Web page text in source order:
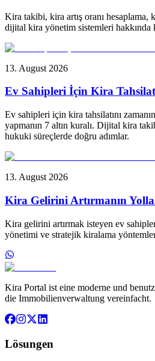
Kira takibi, kira artış oranı hesaplama,
dijital kira yönetim sistemleri hakkında
13. August 2026
Ev Sahipleri İçin Kira
Ev sahipleri için kira tahsilatını
yapmanın 7 altın kuralı. Dijital kira
hukuki süreçlerde doğru adımlar.
13. August 2026
Kira Gelirini Artırmanın
Kira gelirini artırmak isteyen ev
yönetimi ve stratejik kiralama
Kira Portal ist eine moderne und
die Immobilienverwaltung vereinfacht.
Lösungen